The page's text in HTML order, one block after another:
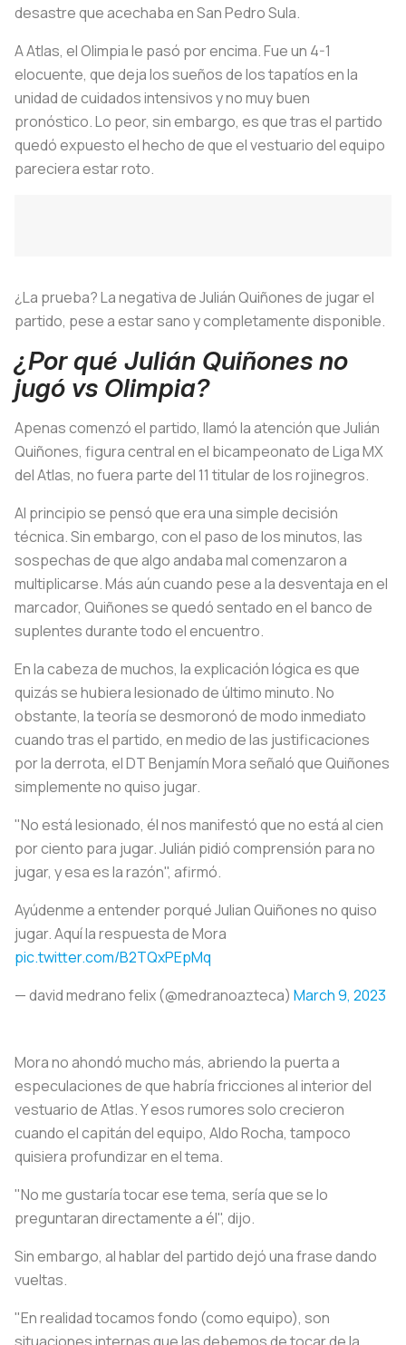
desastre que acechaba en San Pedro Sula.
A Atlas, el Olimpia le pasó por encima. Fue un 4-1
elocuente, que deja los sueños de los tapatíos en la
unidad de cuidados intensivos y no muy buen
pronóstico. Lo peor, sin embargo, es que tras el partido
quedó expuesto el hecho de que el vestuario del equipo
pareciera estar roto.
¿La prueba? La negativa de Julián Quiñones de jugar el
partido, pese a estar sano y completamente disponible.
¿Por qué Julián Quiñones no
jugó vs Olimpia?
Apenas comenzó el partido, llamó la atención que Julián
Quiñones, figura central en el bicampeonato de Liga MX
del Atlas, no fuera parte del 11 titular de los rojinegros.
Al principio se pensó que era una simple decisión
técnica. Sin embargo, con el paso de los minutos, las
sospechas de que algo andaba mal comenzaron a
multiplicarse. Más aún cuando pese a la desventaja en el
marcador, Quiñones se quedó sentado en el banco de
suplentes durante todo el encuentro.
En la cabeza de muchos, la explicación lógica es que
quizás se hubiera lesionado de último minuto. No
obstante, la teoría se desmoronó de modo inmediato
cuando tras el partido, en medio de las justificaciones
por la derrota, el DT Benjamín Mora señaló que Quiñones
simplemente no quiso jugar.
"No está lesionado, él nos manifestó que no está al cien
por ciento para jugar. Julián pidió comprensión para no
jugar, y esa es la razón", afirmó.
Ayúdenme a entender porqué Julian Quiñones no quiso
jugar. Aquí la respuesta de Mora
pic.twitter.com/B2TQxPEpMq
— david medrano felix (@medranoazteca) March 9, 2023
Mora no ahondó mucho más, abriendo la puerta a
especulaciones de que habría fricciones al interior del
vestuario de Atlas. Y esos rumores solo crecieron
cuando el capitán del equipo, Aldo Rocha, tampoco
quisiera profundizar en el tema.
"No me gustaría tocar ese tema, sería que se lo
preguntaran directamente a él", dijo.
Sin embargo, al hablar del partido dejó una frase dando
vueltas.
"En realidad tocamos fondo (como equipo), son